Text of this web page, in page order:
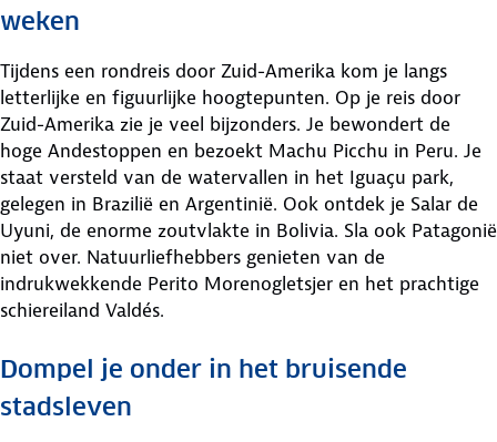
weken
Tijdens een rondreis door Zuid-Amerika kom je langs
letterlijke en figuurlijke hoogtepunten. Op je reis door
Zuid-Amerika zie je veel bijzonders. Je bewondert de
hoge Andestoppen en bezoekt Machu Picchu in Peru. Je
staat versteld van de watervallen in het Iguaçu park,
gelegen in Brazilië en Argentinië. Ook ontdek je Salar de
Uyuni, de enorme zoutvlakte in Bolivia. Sla ook Patagonië
niet over. Natuurliefhebbers genieten van de
indrukwekkende Perito Morenogletsjer en het prachtige
schiereiland Valdés.
Dompel je onder in het bruisende
stadsleven